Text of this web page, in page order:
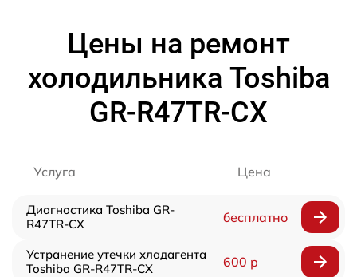
Цены на ремонт
холодильника Toshiba
GR-R47TR-CX
Услуга Цена
Диагностика Toshiba GR-
R47TR-CX
бесплатно
Устранение утечки хладагента
Toshiba GR-R47TR-CX
600 р